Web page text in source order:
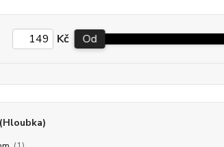
Kč Od